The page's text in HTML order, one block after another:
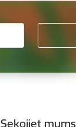
Sekojiet mums